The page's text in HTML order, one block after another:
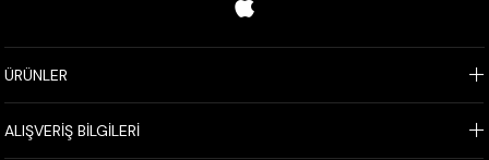
ÜRÜNLER
ALIŞVERİŞ BİLGİLERİ